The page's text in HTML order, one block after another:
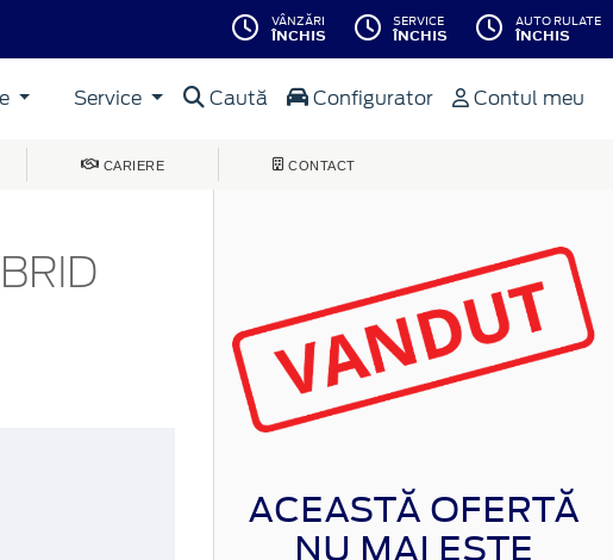
VÂNZĂRI
ÎNCHIS
SERVICE
ÎNCHIS
AUTO RULATE
ÎNCHIS
Service Caută Configurator Contul meu
CARIERE CONTACT
ACEASTĂ OFERTĂ
NU MAI ESTE